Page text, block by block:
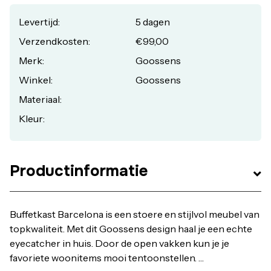
Levertijd:
5 dagen
Verzendkosten:
€99,00
Merk:
Goossens
Winkel:
Goossens
Materiaal:
Kleur:
Productinformatie
Buffetkast Barcelona is een stoere en stijlvol meubel van
topkwaliteit. Met dit Goossens design haal je een echte
eyecatcher in huis. Door de open vakken kun je je